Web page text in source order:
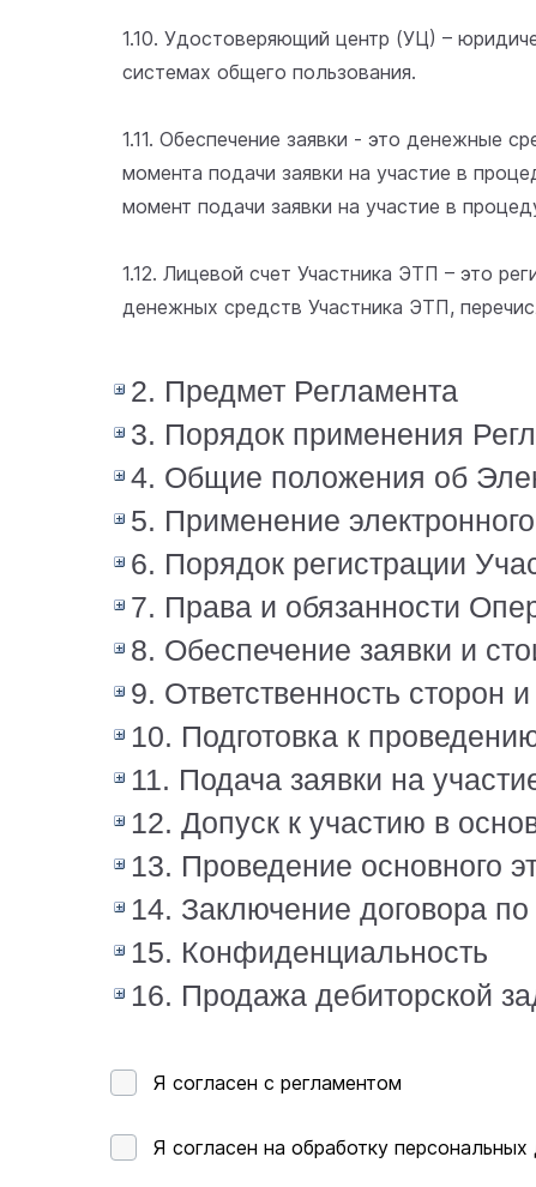
1.10. Удостоверяющий центр (УЦ) –
системах общего пользования.
1.11. Обеспечение заявки - это денежные
момента подачи заявки на участие в
момент подачи заявки на участие в
1.12. Лицевой счет Участника ЭТП – это
денежных средств Участника ЭТП,
2. Предмет Регламента
3. Порядок применения
4. Общие положения об
5. Применение
6. Порядок регистрации
7. Права и обязанности
8. Обеспечение заявки и
9. Ответственность сторон
10. Подготовка к
11. Подача заявки на
12. Допуск к участию в
13. Проведение основного
14. Заключение договора
15. Конфиденциальность
16. Продажа дебиторской
Я согласен с регламентом
Я согласен на обработку персональных